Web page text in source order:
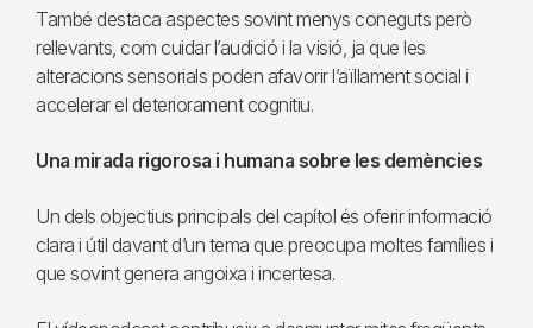
També destaca aspectes sovint menys coneguts però
rellevants, com cuidar l’audició i la visió, ja que les
alteracions sensorials poden afavorir l’aïllament social i
accelerar el deteriorament cognitiu.
Una mirada rigorosa i humana sobre les demències
Un dels objectius principals del capítol és oferir informació
clara i útil davant d’un tema que preocupa moltes famílies i
que sovint genera angoixa i incertesa.